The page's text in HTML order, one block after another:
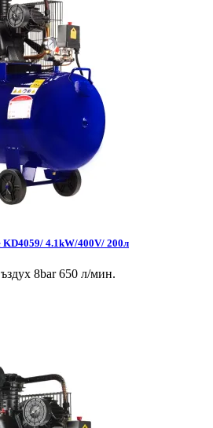
4.1kW/400V/ 200л
8bar 650 л/мин.